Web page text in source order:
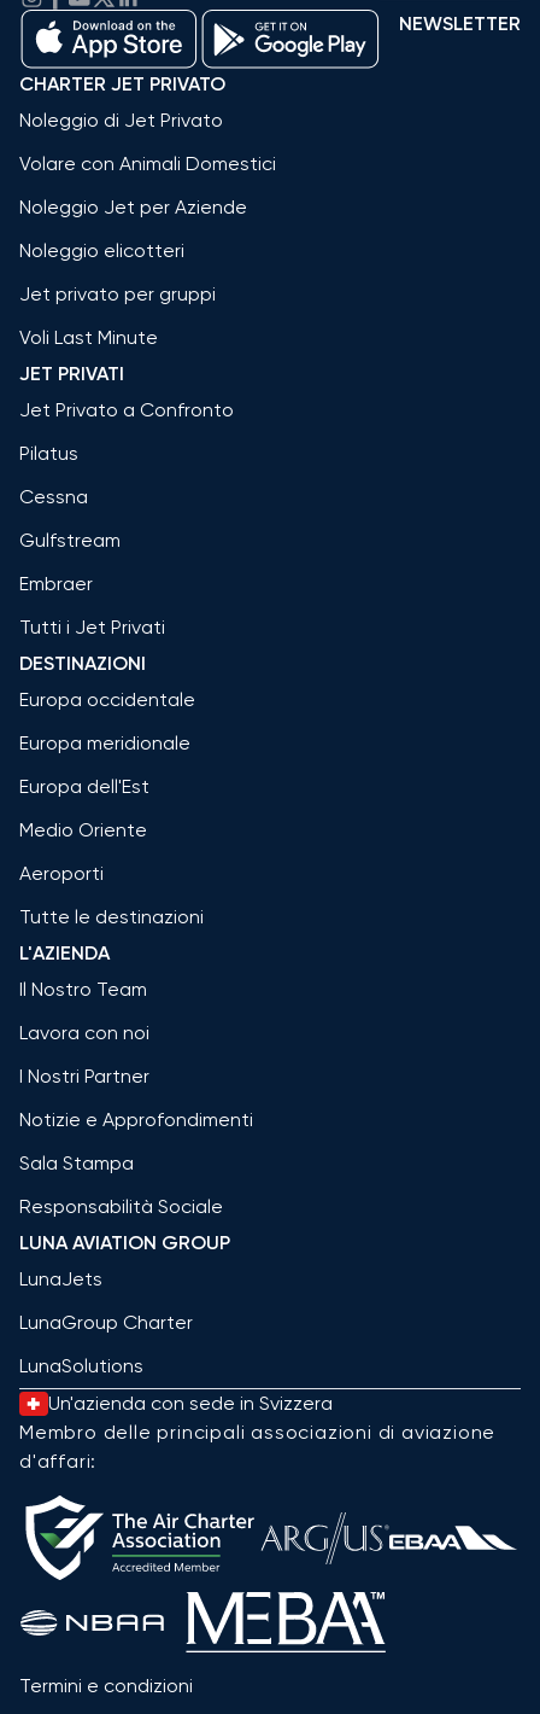
NEWSLETTER
CHARTER JET PRIVATO
Noleggio di Jet Privato
Volare con Animali Domestici
Noleggio Jet per Aziende
Noleggio elicotteri
Jet privato per gruppi
Voli Last Minute
JET PRIVATI
Jet Privato a Confronto
Pilatus
Cessna
Gulfstream
Embraer
Tutti i Jet Privati
DESTINAZIONI
Europa occidentale
Europa meridionale
Europa dell'Est
Medio Oriente
Aeroporti
Tutte le destinazioni
L'AZIENDA
Il Nostro Team
Lavora con noi
I Nostri Partner
Notizie e Approfondimenti
Sala Stampa
Responsabilità Sociale
LUNA AVIATION GROUP
LunaJets
LunaGroup Charter
LunaSolutions
Un'azienda con sede in Svizzera
Membro delle principali associazioni di aviazione
d'affari:
Termini e condizioni